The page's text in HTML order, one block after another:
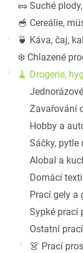
🥜 Suché
🥣 Cereálie,
🍵 Káva, čaj,
❄️ Chlazené
🧹 Drogerie,
Zavařování
Hobby a
Sáčky, pytle
Alobal a
Domácí
Prací gely a
Sypké prací
Ostatní
👗 Prací